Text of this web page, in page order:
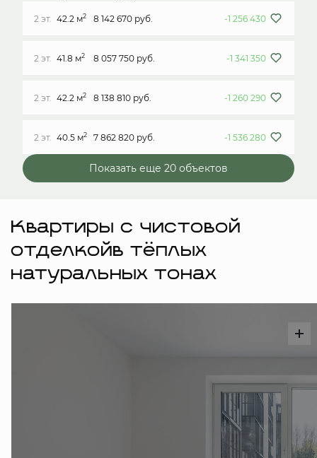
2 эт. 42.2 м2 8 142 670 руб. -1 256 430
2 эт. 41.8 м2 8 057 750 руб. -1 341 350
2 эт. 42.2 м2 8 138 810 руб. -1 260 290
2 эт. 40.5 м2 7 862 820 руб. -1 536 280
Показать еще 20 объектов
Квартиры с чистовой
отделкойв тёплых
натуральных тонах